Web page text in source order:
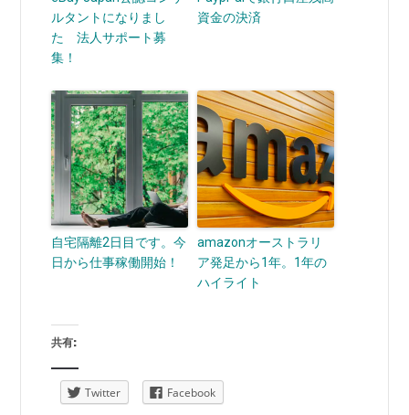
ルタントになりまし
た 法人サポート募
集！
資金の決済
自宅隔離2日目です。今
日から仕事稼働開始！
amazonオーストラリ
ア発足から1年。1年の
ハイライト
共有:
Twitter Facebook